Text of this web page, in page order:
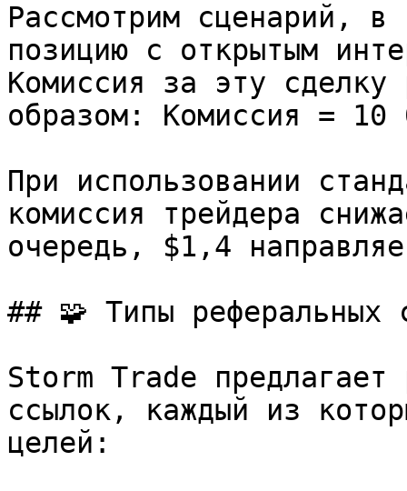
Рассмотрим сценарий, в
позицию с открытым
Комиссия за эту сделку
образом: Комиссия =
При использовании
комиссия трейдера
очередь, $1,4
## 🧩 Типы реферальных
Storm Trade предлагает
ссылок, каждый из
целей: